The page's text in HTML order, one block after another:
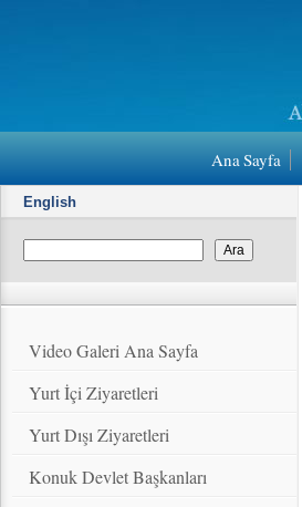
Ana Sayfa
English
Video Galeri Ana Sayfa
Yurt İçi Ziyaretleri
Yurt Dışı Ziyaretleri
Konuk Devlet Başkanları